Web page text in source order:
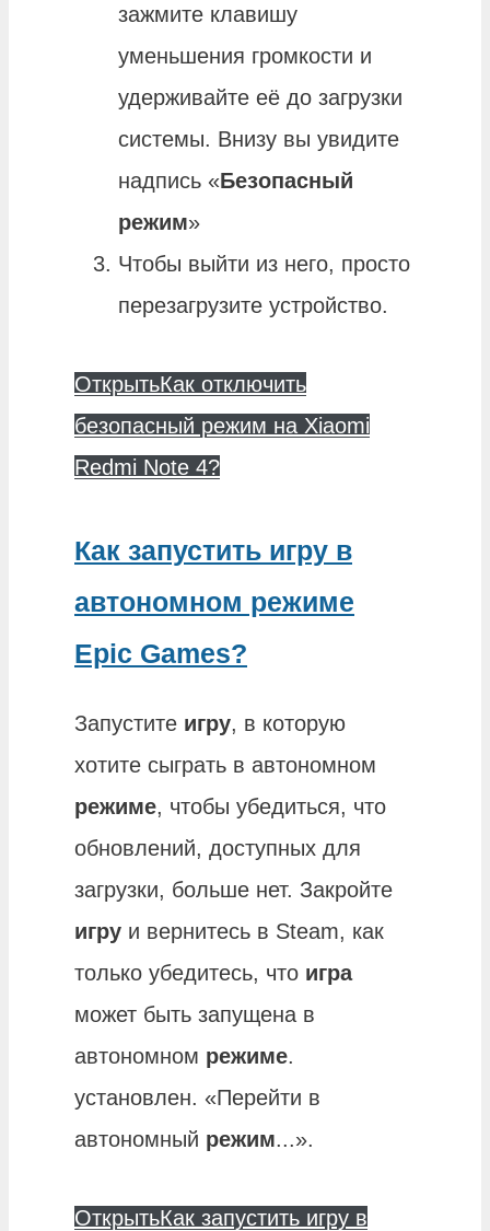
зажмите клавишу
уменьшения громкости и
удерживайте её до загрузки
системы. Внизу вы увидите
надпись «Безопасный
режим»
Чтобы выйти из него, просто
перезагрузите устройство.
ОткрытьКак отключить
безопасный режим на Xiaomi
Redmi Note 4?
Как запустить игру в
автономном режиме
Epic Games?
Запустите игру, в которую
хотите сыграть в автономном
режиме, чтобы убедиться, что
обновлений, доступных для
загрузки, больше нет. Закройте
игру и вернитесь в Steam, как
только убедитесь, что игра
может быть запущена в
автономном режиме.
установлен. «Перейти в
автономный режим...».
ОткрытьКак запустить игру в